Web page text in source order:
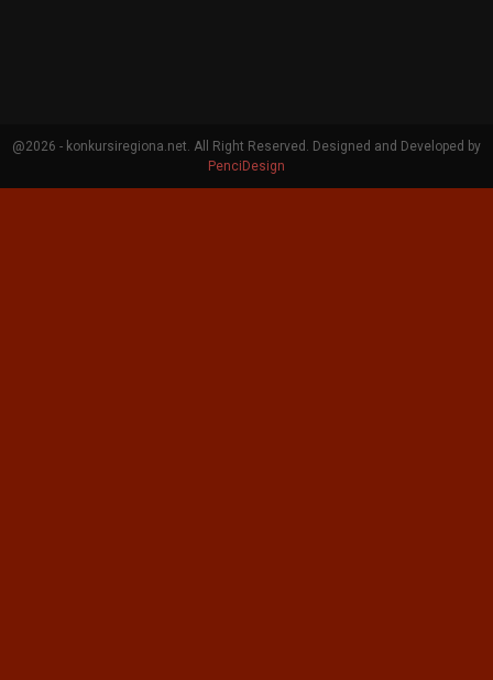
@2026 - konkursiregiona.net. All Right Reserved. Designed and Developed by
PenciDesign